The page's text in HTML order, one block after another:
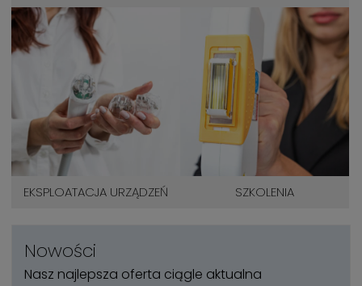
EKSPLOATACJA URZĄDZEŃ SZKOLENIA
Nowości
Nasz najlepsza oferta ciągle aktualna